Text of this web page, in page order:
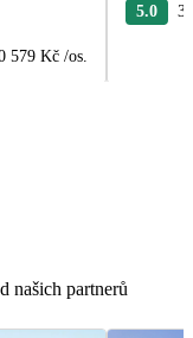
579 Kč /os.
5.0
našich partnerů